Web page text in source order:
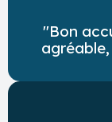
"Bon